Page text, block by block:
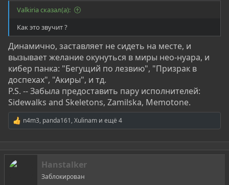
Valkiria сказал(а):
Как это звучит ?
Динамично, заставляет не сидеть на месте, и
вызывает желание окунуться в миры нео-нуара, и
кибер панка: "Бегущий по лезвию", "Призрак в
доспехах", "Акиры", и тд.
P.S. -- Забыла предоставить пару исполнителей:
Sidewalks and Skeletons, Zamilska, Memotone.
Р
е
а
к
ц
и
n4m3, panda161,Xulinam и ещё 4
Hanstalker
Заблокирован